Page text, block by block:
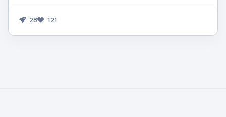
28 121